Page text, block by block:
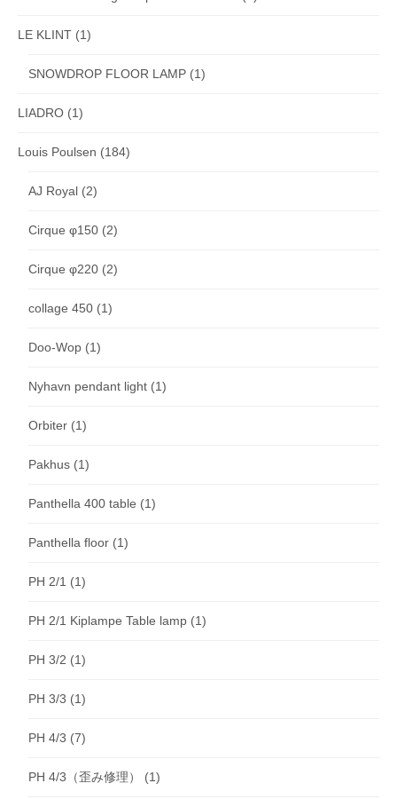
LE KLINT (1)
SNOWDROP FLOOR LAMP (1)
LIADRO (1)
Louis Poulsen (184)
AJ Royal (2)
Cirque φ150 (2)
Cirque φ220 (2)
collage 450 (1)
Doo-Wop (1)
Nyhavn pendant light (1)
Orbiter (1)
Pakhus (1)
Panthella 400 table (1)
Panthella floor (1)
PH 2/1 (1)
PH 2/1 Kiplampe Table lamp (1)
PH 3/2 (1)
PH 3/3 (1)
PH 4/3 (7)
PH 4/3（歪み修理） (1)